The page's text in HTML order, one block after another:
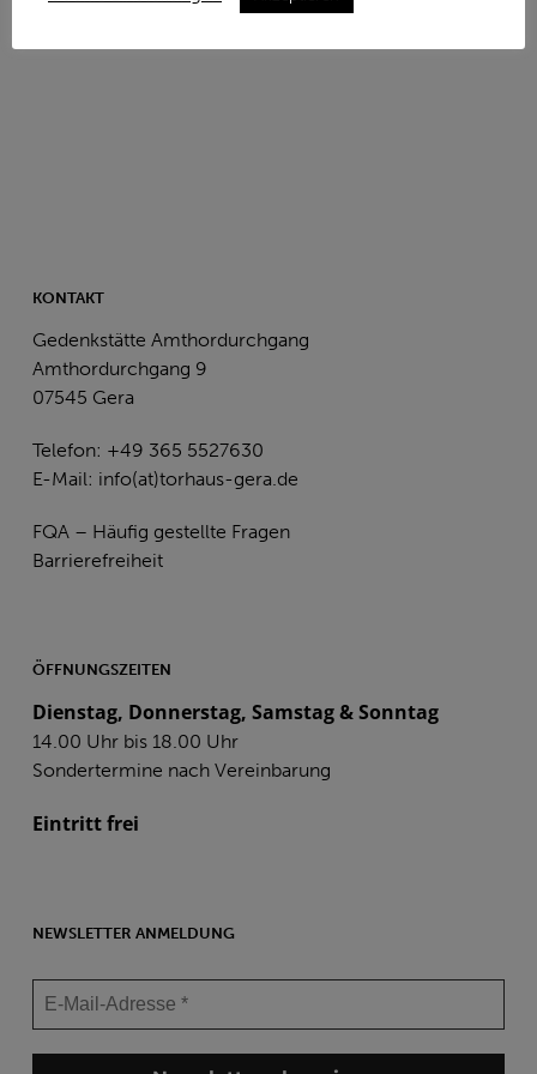
KONTAKT
Gedenkstätte Amthordurchgang
Amthordurchgang 9
07545 Gera
Telefon: +49 365 5527630
E-Mail: info(at)torhaus-gera.de
FQA – Häufig gestellte Fragen
Barrierefreiheit
ÖFFNUNGSZEITEN
Dienstag, Donnerstag, Samstag & Sonntag
14.00 Uhr bis 18.00 Uhr
Sondertermine nach Vereinbarung
Eintritt frei
NEWSLETTER ANMELDUNG